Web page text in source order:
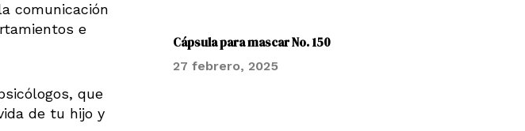
comunicación
e
que
de tu hijo y
Cápsula para mascar No. 150
27 febrero, 2025